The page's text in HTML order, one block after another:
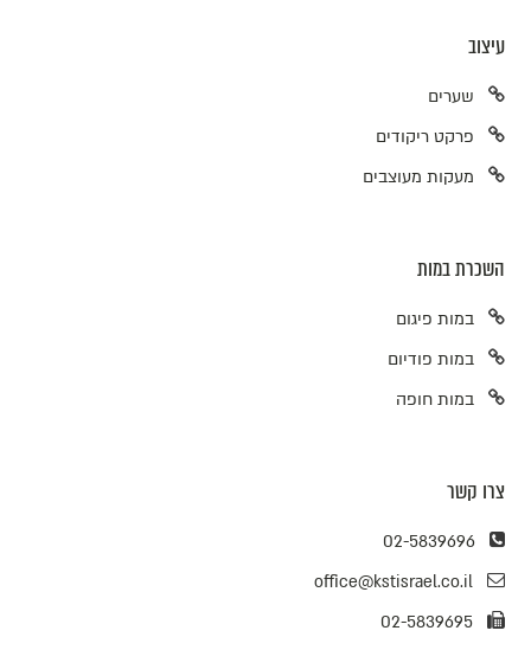
עיצוב
שערים
פרקט ריקודים
מעקות מעוצבים
השכרת במות
במות פיגום
במות פודיום
במות חופה
צרו קשר
02-5839696
office@kstisrael.co.il
02-5839695